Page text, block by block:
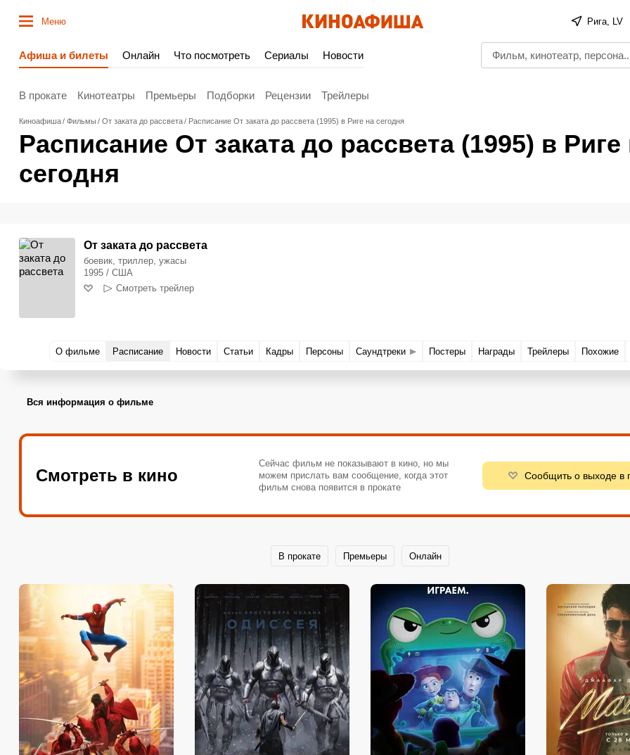
Меню Рига, LV
Афиша и билеты Онлайн Что посмотреть Сериалы Новости
В прокате Кинотеатры Премьеры Подборки Рецензии Трейлеры
Киноафиша Фильмы От заката до рассвета Расписание От заката до рассвета (1995) в Риге на сегодня
Расписание От заката до рассвета (1995) в Риге
сегодня
От заката до рассвета
боевик, триллер, ужасы
1995 / США
Смотреть трейлер
О фильме Расписание Новости Статьи Кадры Персоны Саундтреки Постеры Награды Трейлеры Похожие
Вся информация о фильме
Смотреть в кино
Сейчас фильм не показывают в кино, но мы
можем прислать вам сообщение, когда этот
фильм снова появится в прокате
Сообщить о выходе в
В прокате Премьеры Онлайн